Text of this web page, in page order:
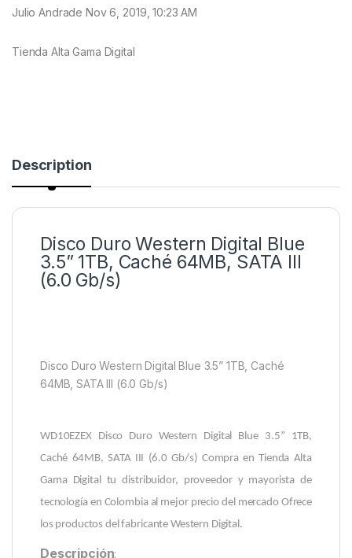
Julio AndradeNov 6, 2019, 10:23 AM
Tienda Alta Gama Digital
Description
Disco Duro Western Digital Blue
3.5” 1TB, Caché 64MB, SATA III
(6.0 Gb/s)
Disco Duro Western Digital Blue 3.5” 1TB, Caché
64MB, SATA III (6.0 Gb/s)
WD10EZEX Disco Duro Western Digital Blue 3.5” 1TB,
Caché 64MB, SATA III (6.0 Gb/s) Compra en Tienda Alta
Gama Digital tu distribuidor, proveedor y mayorista de
tecnología en Colombia al mejor precio del mercado Ofrece
los productos del fabricante Western Digital.
Descripción: